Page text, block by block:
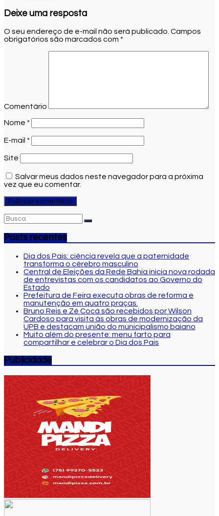
Deixe uma resposta
O seu endereço de e-mail não será publicado. Campos
obrigatórios são marcados com *
Comentário
Nome *
E-mail *
Site
Salvar meus dados neste navegador para a próxima
vez que eu comentar.
Posts recentes
Dia dos Pais: ciência revela que a paternidade
transforma o cérebro masculino
Central de Eleições da Rede Bahia inicia nova rodada
de entrevistas com os candidatos ao Governo do
Estado
Prefeitura de Feira executa obras de reforma e
manutenção em quatro praças.
Bruno Reis e Zé Cocá são recebidos por Wilson
Cardoso para visita às obras de modernização da
UPB e destacam união do municipalismo baiano
Muito além do presente: menu farto para
compartilhar e celebrar o Dia dos Pais
Publicidade